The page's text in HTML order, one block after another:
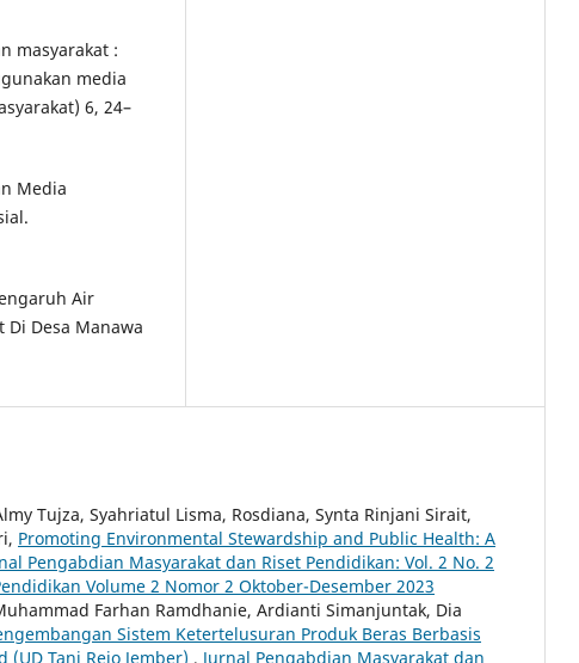
masyarakat :
media
6, 24–
Media
Air
Desa Manawa
Tujza, Syahriatul Lisma, Rosdiana, Synta Rinjani Sirait,
Promoting Environmental Stewardship and Public Health: A
Pengabdian Masyarakat dan Riset Pendidikan: Vol. 2 No. 2
Volume 2 Nomor 2 Oktober-Desember 2023
Farhan Ramdhanie, Ardianti Simanjuntak, Dia
Sistem Ketertelusuran Produk Beras Berbasis
Tani Rejo Jember) , Jurnal Pengabdian Masyarakat dan